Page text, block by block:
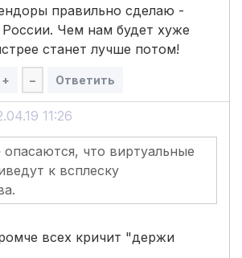
правильно сделаю -
Чем нам будет хуже
станет лучше потом!
+ – Ответить
11:26
что виртуальные
к всплеску
всех кричит "держи